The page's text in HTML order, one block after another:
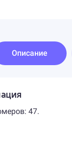
Описание
47.